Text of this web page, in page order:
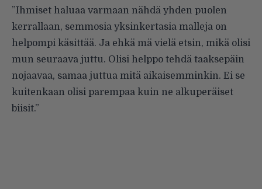
”Ihmiset haluaa varmaan nähdä yhden puolen
kerrallaan, semmosia yksinkertasia malleja on
helpompi käsittää. Ja ehkä mä vielä etsin, mikä olisi
mun seuraava juttu. Olisi helppo tehdä taaksepäin
nojaavaa, samaa juttua mitä aikaisemminkin. Ei se
kuitenkaan olisi parempaa kuin ne alkuperäiset
biisit.”